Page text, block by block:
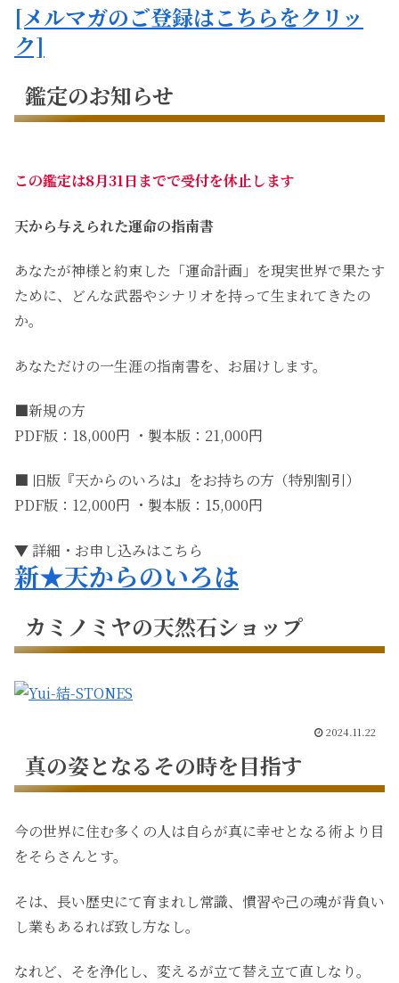
[メルマガのご登録はこちらをクリッ
ク]
鑑定のお知らせ
この鑑定は8月31日までで受付を休止します
天から与えられた運命の指南書
あなたが神様と約束した「運命計画」を現実世界で果たす
ために、どんな武器やシナリオを持って生まれてきたの
か。
あなただけの一生涯の指南書を、お届けします。
■新規の方
PDF版：18,000円 ・製本版：21,000円
■ 旧版『天からのいろは』をお持ちの方（特別割引）
PDF版：12,000円 ・製本版：15,000円
▼ 詳細・お申し込みはこちら
新★天からのいろは
カミノミヤの天然石ショップ
2024.11.22
真の姿となるその時を目指す
今の世界に住む多くの人は自らが真に幸せとなる術より目
をそらさんとす。
そは、長い歴史にて育まれし常識、慣習や己の魂が背負い
し業もあるれば致し方なし。
なれど、そを浄化し、変えるが立て替え立て直しなり。